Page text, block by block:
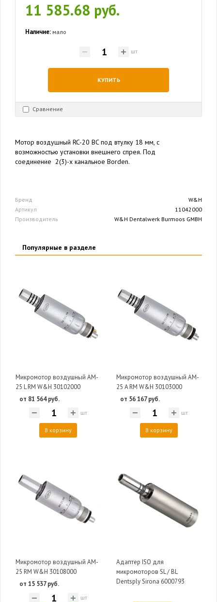
11 585.68 руб.
Наличие: мало
шт
КУПИТЬ
Сравнение
Мотор воздушный RC-20 BC под втулку 18 мм, c
возможностью установки внешнего спрея. Под
соединение 2(3)-х канальное Borden.
Бренд
W&H
Артикул
11042000
Производитель
W&H Dentalwerk Burmoos GMBH
Популярные в разделе
Микромотор воздушный AM-
25 L RM W&H 30102000
от 81 564 руб.
шт
В корзину
Микромотор воздушный AM-
25 A RM W&H 30103000
от 56 167 руб.
шт
В корзину
Микромотор воздушный AM-
25 RM W&H 30108000
от 15 537 руб.
шт
Адаптер ISO для
микромоторов SL / BL
Dentsply Sirona 6000793